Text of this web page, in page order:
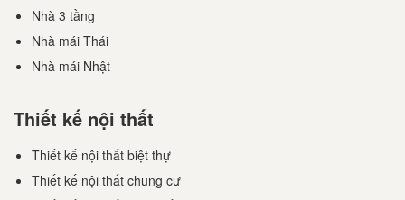
Nhà 3 tầng
Nhà mái Thái
Nhà mái Nhật
Thiết kế nội thất
Thiết kế nội thất biệt thự
Thiết kế nội thất chung cư